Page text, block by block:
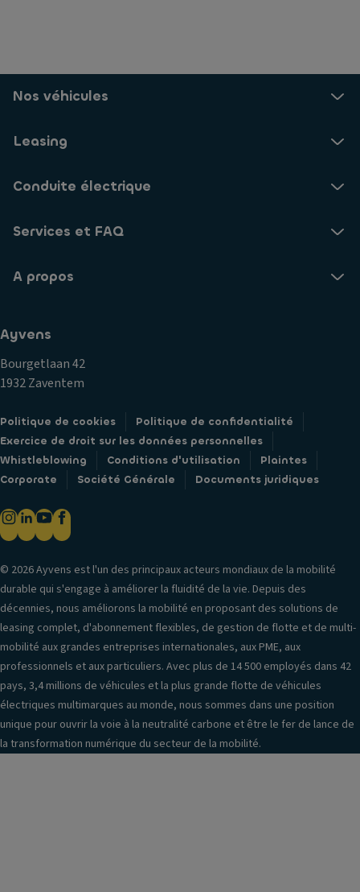
Nos véhicules
Leasing
Conduite électrique
Services et FAQ
A propos
Ayvens
Bourgetlaan 42
1932 Zaventem
Politique de cookies
Politique de confidentialité
Exercice de droit sur les données personnelles
Whistleblowing
Conditions d'utilisation
Plaintes
Corporate
Société Générale Documents juridiques
© 2026 Ayvens est l'un des principaux acteurs mondiaux de la mobilité
durable qui s'engage à améliorer la fluidité de la vie. Depuis des
décennies, nous améliorons la mobilité en proposant des solutions de
leasing complet, d'abonnement flexibles, de gestion de flotte et de multi-
mobilité aux grandes entreprises internationales, aux PME, aux
professionnels et aux particuliers. Avec plus de 14 500 employés dans 42
pays, 3,4 millions de véhicules et la plus grande flotte de véhicules
électriques multimarques au monde, nous sommes dans une position
unique pour ouvrir la voie à la neutralité carbone et être le fer de lance de
la transformation numérique du secteur de la mobilité.